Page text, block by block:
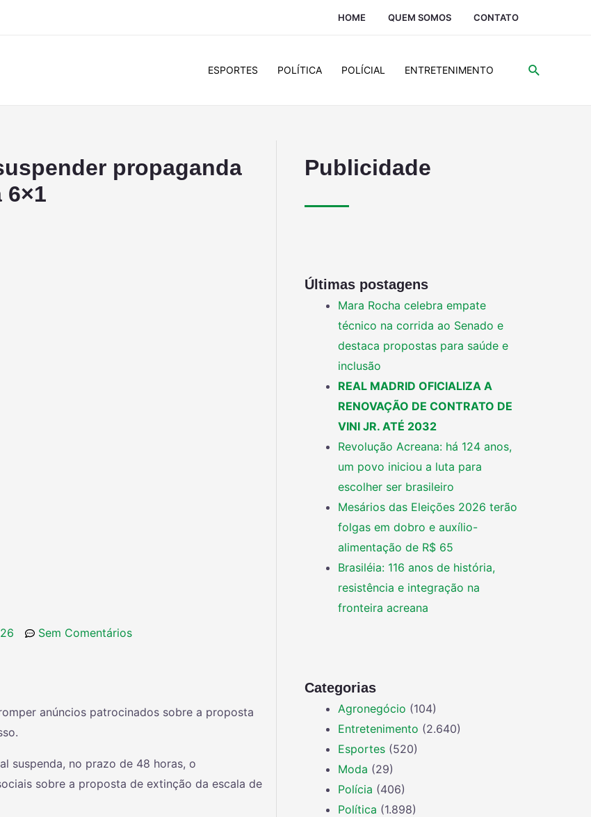
HOME QUEM SOMOS CONTATO
ESPORTES POLÍTICA POLÍCIAL ENTRETENIMENTO
propaganda
6×1
Sem Comentários
anúncios patrocinados sobre a proposta
suspenda, no prazo de 48 horas, o
sobre a proposta de extinção da escala de
Publicidade
Últimas postagens
Mara Rocha celebra empate
técnico na corrida ao Senado e
destaca propostas para saúde e
inclusão
REAL MADRID OFICIALIZA A
RENOVAÇÃO DE CONTRATO DE
VINI JR. ATÉ 2032
Revolução Acreana: há 124 anos,
um povo iniciou a luta para
escolher ser brasileiro
Mesários das Eleições 2026 terão
folgas em dobro e auxílio-
alimentação de R$ 65
Brasiléia: 116 anos de história,
resistência e integração na
fronteira acreana
Categorias
Agronegócio (104)
Entretenimento (2.640)
Esportes (520)
Moda (29)
Polícia (406)
Política (1.898)